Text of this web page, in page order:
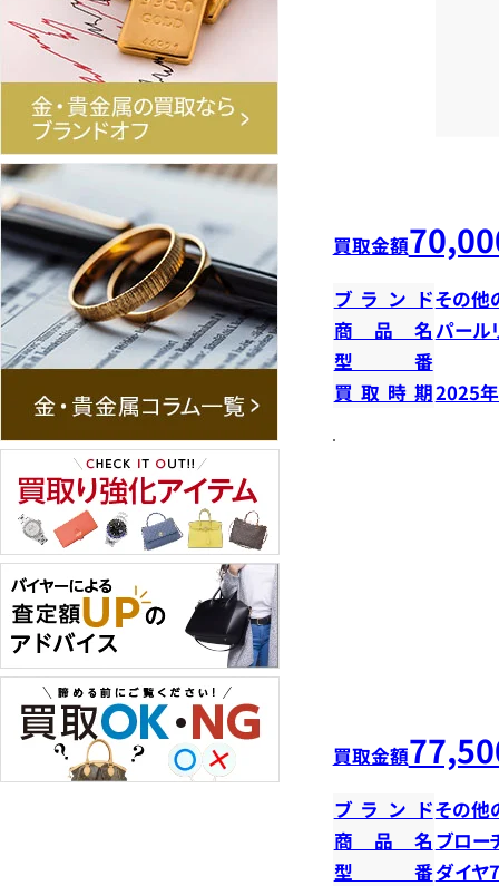
買取金額
ブランドその他
商品名 パール
型番
買取時期2025
買取金額
ブランドその他
商品名 ブロー
型番ダイヤ